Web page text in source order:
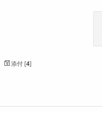
添付 [4]